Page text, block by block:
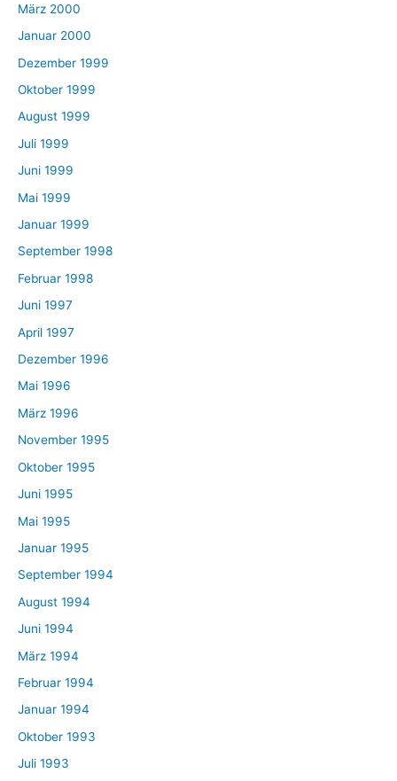
März 2000
Januar 2000
Dezember 1999
Oktober 1999
August 1999
Juli 1999
Juni 1999
Mai 1999
Januar 1999
September 1998
Februar 1998
Juni 1997
April 1997
Dezember 1996
Mai 1996
März 1996
November 1995
Oktober 1995
Juni 1995
Mai 1995
Januar 1995
September 1994
August 1994
Juni 1994
März 1994
Februar 1994
Januar 1994
Oktober 1993
Juli 1993